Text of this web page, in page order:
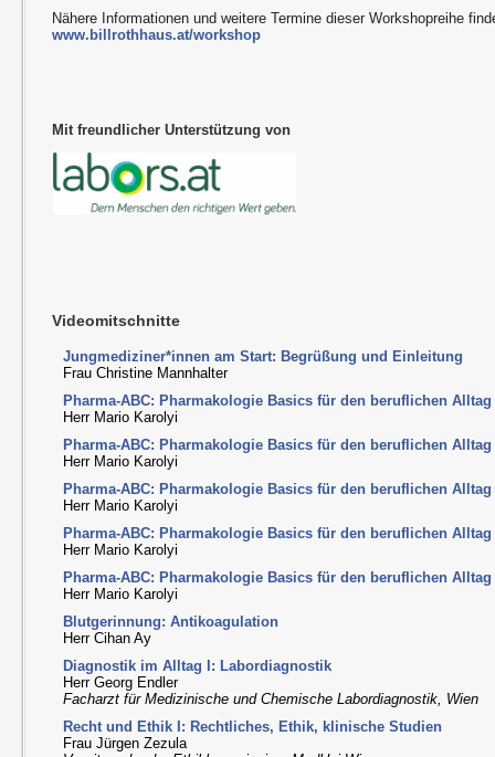
Nähere Informationen und weitere Termine dieser Workshopreihe
www.billrothhaus.at/workshop
Mit freundlicher Unterstützung von
Videomitschnitte
Jungmediziner*innen am Start: Begrüßung und Einleitung
Frau Christine Mannhalter
Pharma-ABC: Pharmakologie Basics für den beruflichen Alltag
Herr Mario Karolyi
Pharma-ABC: Pharmakologie Basics für den beruflichen Alltag
Herr Mario Karolyi
Pharma-ABC: Pharmakologie Basics für den beruflichen Alltag
Herr Mario Karolyi
Pharma-ABC: Pharmakologie Basics für den beruflichen Alltag
Herr Mario Karolyi
Pharma-ABC: Pharmakologie Basics für den beruflichen Alltag
Herr Mario Karolyi
Blutgerinnung: Antikoagulation
Herr Cihan Ay
Diagnostik im Alltag I: Labordiagnostik
Herr Georg Endler
Facharzt für Medizinische und Chemische Labordiagnostik, Wien
Recht und Ethik I: Rechtliches, Ethik, klinische Studien
Frau Jürgen Zezula